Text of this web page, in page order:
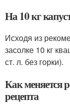
На 10 кг
Исходя из
засолке 10 кг
ст. л. без горки).
Как меняется
рецепта